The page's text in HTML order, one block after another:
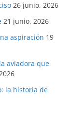
26 junio, 2026
21 junio, 2026
aspiración 19
aviadora que
la historia de